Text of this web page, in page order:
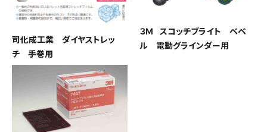
司化成工業 ダイヤストレッ
チ 手巻用
３Ｍ スコッチブライト ベベ
ル 電動グラインダー用